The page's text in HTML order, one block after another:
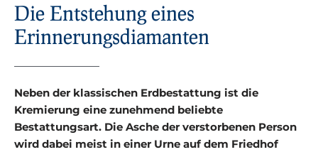
Die Entstehung eines
Erinnerungs­diamanten
Neben der klassischen Erdbestattung ist die
Kremierung eine zunehmend beliebte
Bestattungsart. Die Asche der verstorbenen Person
wird dabei meist in einer Urne auf dem Friedhof